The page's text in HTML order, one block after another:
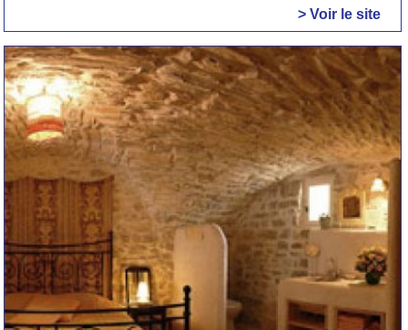
> Voir le site